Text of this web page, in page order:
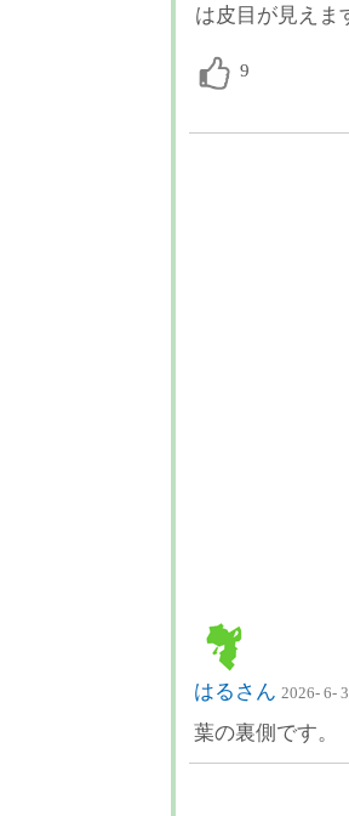
は皮目が見えま
はるさん 2026- 6-
葉の裏側です。